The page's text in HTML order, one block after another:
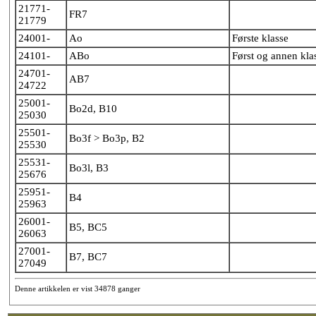
21771-
21779
FR7
24001- Ao
Første klasse
24101-
ABo
Først og annen
24701-
24722
AB7
25001-
25030
Bo2d, B10
25501-
25530
Bo3f > Bo3p, B2
25531-
25676
Bo3l, B3
25951-
25963
B4
26001-
26063
B5, BC5
27001-
27049
B7, BC7
Denne artikkelen er vist 34878 ganger